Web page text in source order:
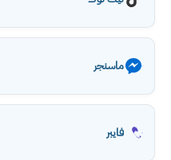
ماسنجر
فايبر